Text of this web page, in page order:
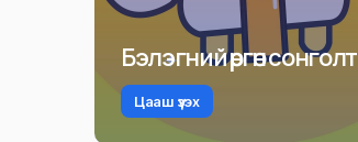
Бэлэгний өргөн сонголт
Цааш үзэх